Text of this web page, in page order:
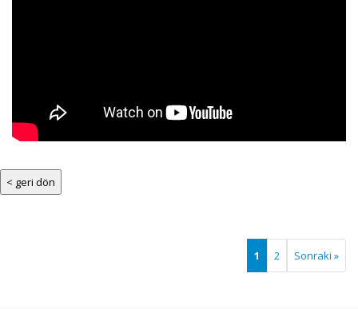
1 2 Sonraki »